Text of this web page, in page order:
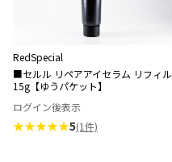
RedSpecial
■セルル リペアアイセラム リフィル
15g【ゆうパケット】
ログイン後表示
★★★★★5(1件)